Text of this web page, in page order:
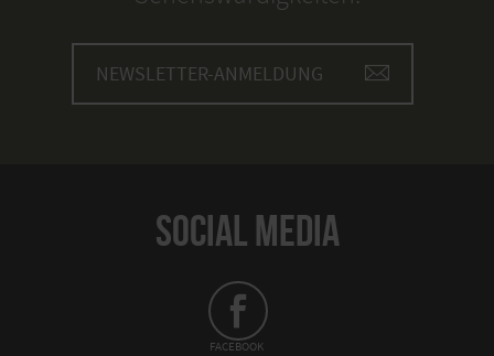
NEWSLETTER-ANMELDUNG
SOCIAL MEDIA
FACEBOOK